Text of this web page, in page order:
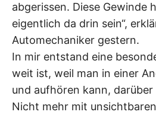
abgerissen. Diese Gewinde
eigentlich da drin sein“,
Automechaniker gestern.
In mir entstand eine
weit ist, weil man in einer
und aufhören kann,
Nicht mehr mit